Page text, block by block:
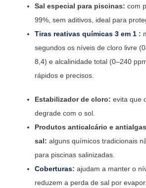
Sal especial para piscinas: com
99%, sem aditivos, ideal para
Tiras reativas químicas 3 em 1 :
segundos os níveis de cloro livre
8,4) e alcalinidade total (0–240
rápidos e precisos.
Estabilizador de cloro: evita que
degrade com o sol.
Produtos anticalcário e
sal: alguns químicos tradicionais
para piscinas salinizadas.
Coberturas: ajudam a manter o
reduzem a perda de sal por